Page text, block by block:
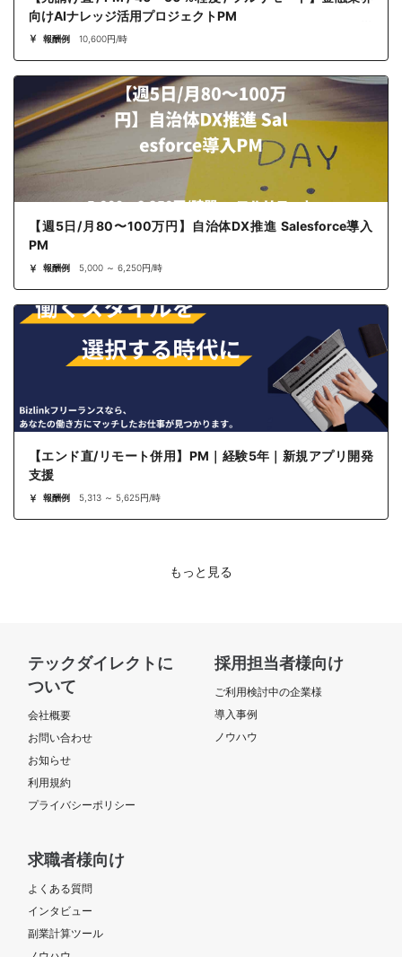
向けAIナレッジ活用プロジェクトPM
報酬例 10,600円/時
【週5日/月80〜100万円】自治体DX推進 Salesforce導入
PM
報酬例 5,000 ～ 6,250円/時
【エンド直/リモート併用】PM｜経験5年｜新規アプリ開発
支援
報酬例 5,313 ～ 5,625円/時
もっと見る
テックダイレクトに
ついて
会社概要
お問い合わせ
お知らせ
利用規約
プライバシーポリシー
採用担当者様向け
ご利用検討中の企業様
導入事例
ノウハウ
求職者様向け
よくある質問
インタビュー
副業計算ツール